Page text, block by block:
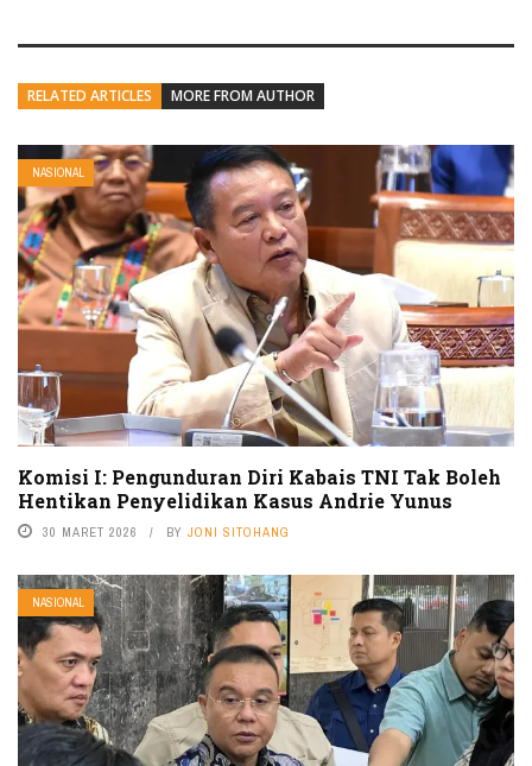
RELATED ARTICLES MORE FROM AUTHOR
NASIONAL
Komisi I: Pengunduran Diri Kabais TNI Tak Boleh
Hentikan Penyelidikan Kasus Andrie Yunus
30 MARET 2026 BY JONI SITOHANG
NASIONAL